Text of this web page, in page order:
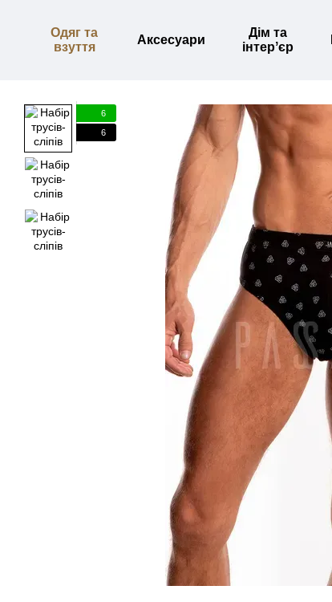
Одяг та
взуття
Аксесуари
Дім та
інтерʼєр
6
6